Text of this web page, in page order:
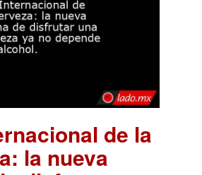
de la
la nueva